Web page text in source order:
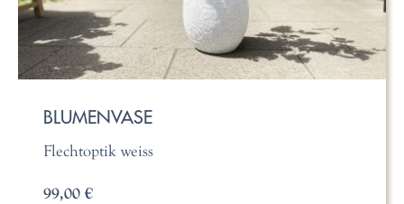
BLUMENVASE
Flechtoptik weiss
99,00 €